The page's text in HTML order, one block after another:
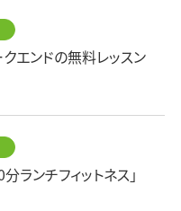
エンドの無料レッスン
ランチフィットネス」